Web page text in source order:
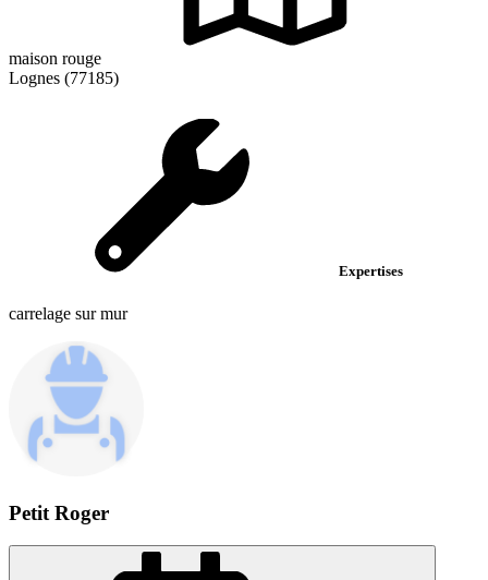
maison rouge
Lognes (77185)
Expertises
carrelage sur mur
Petit Roger